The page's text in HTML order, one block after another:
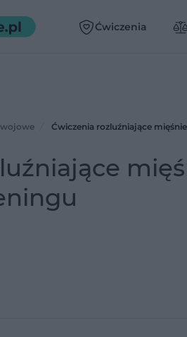
Ćwiczenia
Ćwiczenia rozluźniające